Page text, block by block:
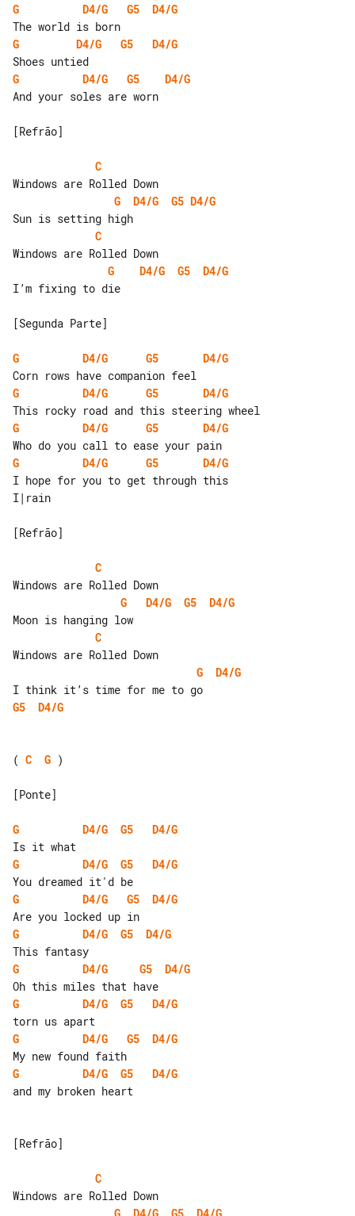
G
D4/G G5
D4/G
G
D4/G G5
D4/G
G
D4/G G5
D4/G
And your soles are worn
[Refrão]
C
G
D4/G G5 D4/G
C
G
D4/G G5
D4/G
I’m fixing to die
[Segunda Parte]
G D4/G G5
D4/G
G
D4/G G5
D4/G
G
D4/G G5
D4/G
G
D4/G G5
D4/G
I hope for you to get through this
[Refrão]
C
G
D4/G G5
D4/G
C
G
D4/G
G5
D4/G
( C G )
[Ponte]
G D4/G G5
D4/G
G
D4/G G5
D4/G
G
D4/G G5
D4/G
G
D4/G G5
D4/G
G
D4/G G5
D4/G
G
D4/G G5
D4/G
G
D4/G G5
D4/G
G
D4/G G5
D4/G
and my broken heart
[Refrão]
C